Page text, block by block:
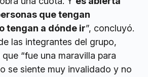
que tengan
tengan a dónde ir”, concluyó.
las integrantes del grupo,
“fue una maravilla para
se siente muy invalidado y no